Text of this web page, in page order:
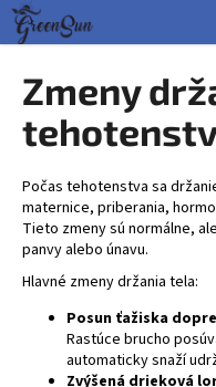
Prejsť
obsah
Zmeny
Počas tehotenstva sa
maternice, priberania,
Tieto zmeny sú normálne,
panvy alebo únavu.
Hlavné zmeny držania tela:
Posun ťažiska
Rastúce brucho
automaticky snaží
Zvýšená drieková
K
o
Č
o
p
o
t
r
e